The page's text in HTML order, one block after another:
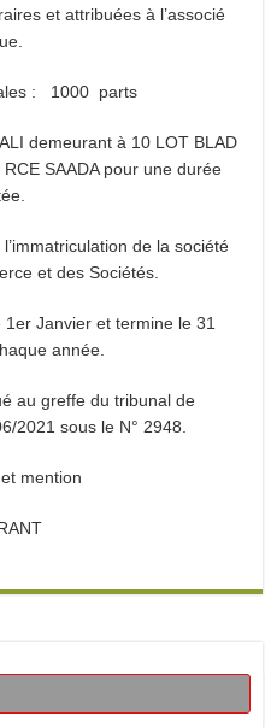
et attribuées à l’associé
: 1000 parts
demeurant à 10 LOT BLAD
SAADA pour une durée
de la société
et des Sociétés.
Janvier et termine le 31
année.
au greffe du tribunal de
2021 sous le N° 2948.
mention